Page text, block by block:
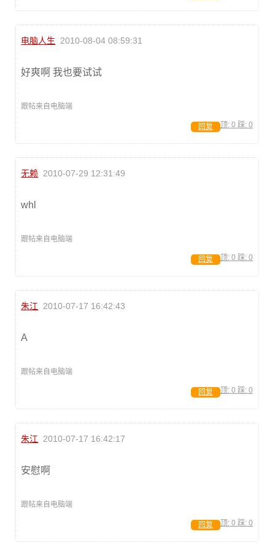
电脑人生 2010-08-04 08:59:31
好爽啊 我也要试试
跟帖来自电脑端
顶: 0 踩: 0
回复
无赖 2010-07-29 12:31:49
whl
跟帖来自电脑端
顶: 0 踩: 0
回复
朱江 2010-07-17 16:42:43
A
跟帖来自电脑端
顶: 0 踩: 0
回复
朱江 2010-07-17 16:42:17
安慰啊
跟帖来自电脑端
顶: 0 踩: 0
回复